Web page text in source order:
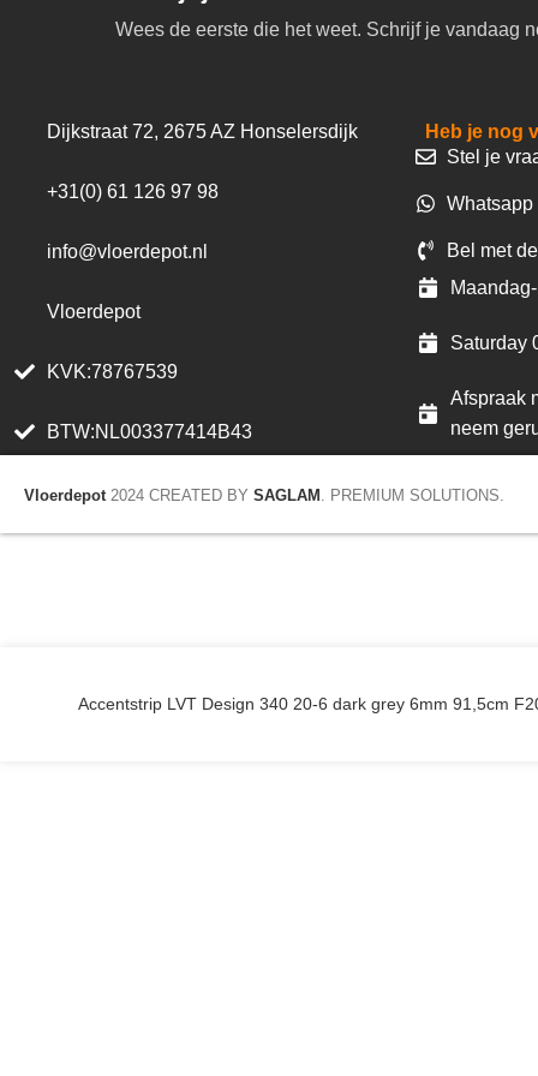
Wees de eerste die het weet. Schrijf je vandaag
Dijkstraat 72, 2675 AZ Honselersdijk
+31(0) 61 126 97 98
info@vloerdepot.nl
Vloerdepot
KVK:78767539
BTW:NL003377414B43
Heb je nog
Stel je
Bel met
Saturday
Afspraak
neem
Vloerdepot 2024 CREATED BY SAGLAM . PREMIUM SOLUTIONS.
Accentstrip LVT Design 340 20-6 dark grey 6mm 91,5cm